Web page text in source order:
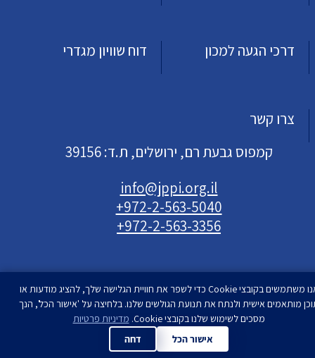
דרכי הגעה למכון דוח שוויון מגדרי
צרו קשר
קמפוס גבעת רם, ירושלים, ת.ד: 39156
info@jppi.org.il
+972-2-563-5040
+972-2-563-3356
עיצוב ופיתוחסטודיו רימון| המכון למדיניות העם
היהודי | כל הזכויות שמורות
אנו משתמשים בקובצי Cookie כדי לשפר את חוויית הגלישה שלך, להציג מודעות או
מותאמים אישית ולנתח את תנועת הגולשים שלנו. בלחיצה על 'אישור הכל', הנך
מסכים לשימוש שלנו בקובצי Cookie.
מדיניות פרטיות
אישור הכל
דחה